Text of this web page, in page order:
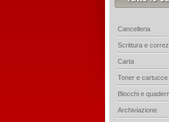
Cancelleria
Scrittura e
Carta
Toner e cartucce
Blocchi e
Archiviazione